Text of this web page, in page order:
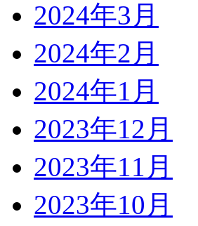
2024年3月
2024年2月
2024年1月
2023年12月
2023年11月
2023年10月